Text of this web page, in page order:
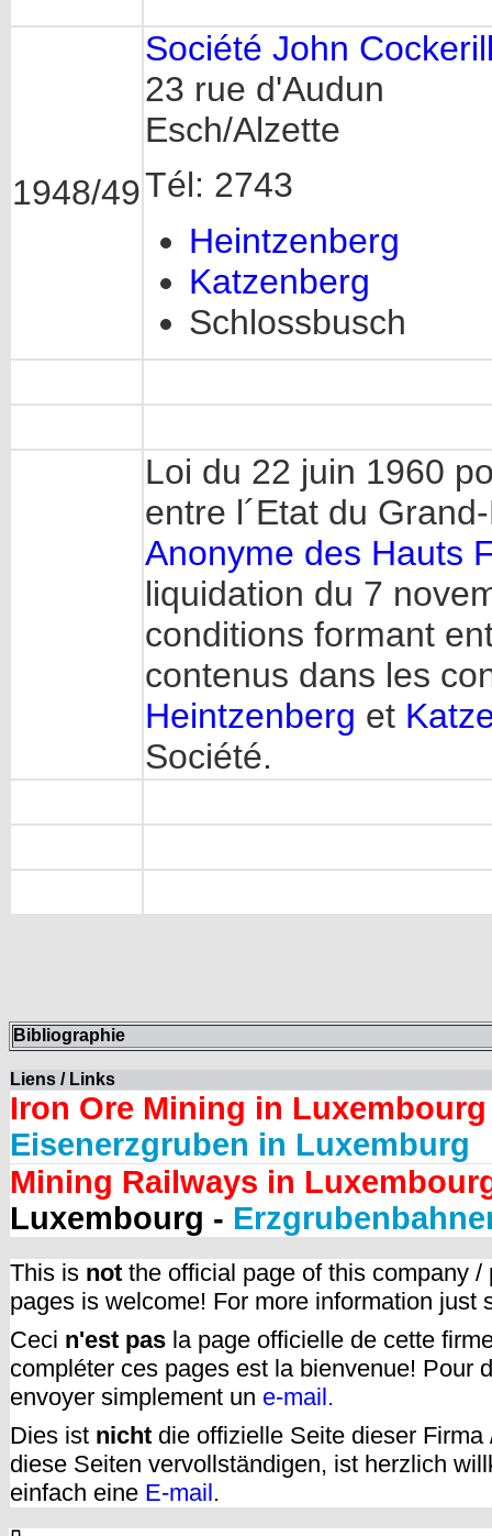
1948/49
Société John
23 rue d'Audun
Esch/Alzette
Tél: 2743
Heintzenberg
Katzenberg
Schlossbusch
Loi du 22 juin 1960
entre l´Etat du
Anonyme des Hauts
liquidation du 7
conditions formant
contenus dans les
Heintzenberg et
Société.
Bibliographie
Liens / Links
Iron Ore Mining in Luxembourg
Eisenerzgruben in Luxemburg
Mining Railways in
Luxembourg -
This is not the official page of this company
pages is welcome! For more information just
Ceci n'est pas la page officielle de cette
compléter ces pages est la bienvenue! Pour
envoyer simplement un e-mail.
Dies ist nicht die offizielle Seite dieser
diese Seiten vervollständigen, ist herzlich
einfach eine E-mail .